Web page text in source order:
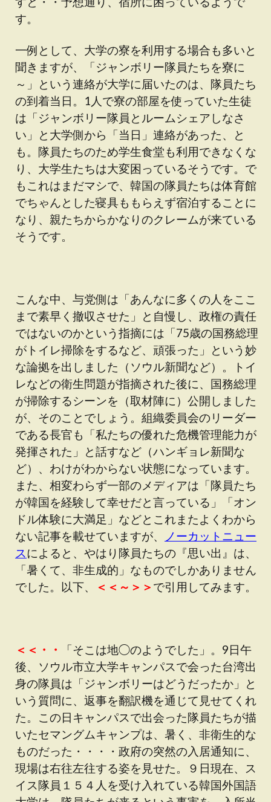
す。
一例として、大学の寮を利用する場合も多いと
聞きますが、「ジャンボリー隊員たちを寮に
～」という連絡が大学に届いたのは、隊員たち
の到着当日。1人で寮の部屋を使っていた生徒
は「ジャンボリー隊員とルームシェアしなさ
い」と大学側から「当日」連絡があった、と
も。隊員たちのため学生食堂も利用できなくな
り、大学生たちは大変困っているそうです。で
もこれはまだマシで、韓国の隊員たちは体育館
でちゃんとした寝具ももらえず宿泊することに
なり、親たちからかなりのクレームが来ている
そうです。
こんな中、与党側は「あんなに多くの人をここ
まで素早く撤収させた」と自慢し、政権の責任
ではないのかという指摘には「75歳の国務総理
がトイレ掃除をするなど、頑張った」という妙
な論拠を出しました（ソウル新聞など）。トイ
レなどの衛生問題が指摘された後に、国務総理
が掃除するシーンを（取材陣に）公開しました
が、そのことでしょう。組織委員会のリーダー
である長官も「私たちの優れた危機管理能力が
発揮された」と話すなど（ハンギョレ新聞な
ど）、わけがわからない状態になっています。
また、相変わらず一部のメディアは「隊員たち
が韓国を経験して幸せだと言っている」「オン
ドル体験に大満足」などとこれまたよくわから
ない記事を載せていますが、
ノーカットニュー
スによると、やはり隊員たちの『思い出』は、
「暑くて、非生成的」なものでしかありません
でした。以下、
＜＜～＞＞ で引用してみます。
＜＜・・
「そこは地◯のようでした」。9日午
後、ソウル市立大学キャンパスで会った台湾出
身の隊員は「ジャンボリーはどうだったか」と
いう質問に、返事を翻訳機を通じて見せてくれ
た。この日キャンパスで出会った隊員たちが描
いたセマングムキャンプは、暑く、非衛生的な
ものだった・・・・政府の突然の入居通知に、
現場は右往左往する姿を見せた。９日現在、ス
イス隊員１５４人を受け入れている韓国外国語